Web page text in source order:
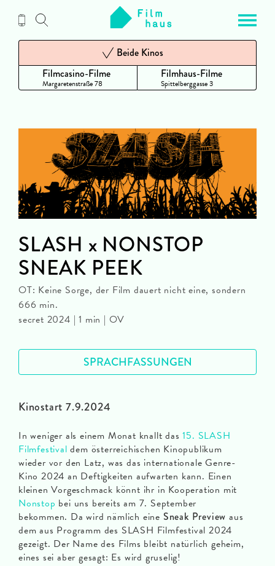
Inhalt
Filmcasino-Filme
Margaretenstraße 78
Beide Kinos
Filmhaus-Filme
Spittelberggasse 3
Kinostart 7.9.2024
In weniger als einem Monat knallt das15. SLASH
Filmfestival dem österreichischen Kinopublikum
wieder vor den Latz, was das internationale Genre-
Kino 2024 an Deftigkeiten aufwarten kann. Einen
kleinen Vorgeschmack könnt ihr in Kooperation mit
Nonstop bei uns bereits am 7. September
bekommen. Da wird nämlich eine Sneak Preview aus
dem aus Programm des SLASH Filmfestival 2024
gezeigt. Der Name des Films bleibt natürlich geheim,
eines sei aber gesagt: Es wird gruselig!
SLASH x NONSTOP
SNEAK PEEK
OT: Keine Sorge, der Film dauert nicht eine, sondern
666 min.
secret 2024 | 1 min | OV
SPRACHFASSUNGEN